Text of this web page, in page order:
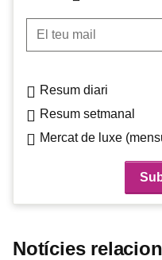
El teu mail
Resum diari
Resum setmanal
Mercat de luxe
Notícies